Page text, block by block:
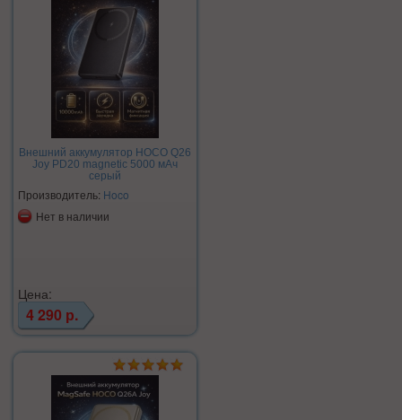
Внешний аккумулятор HOCO Q26
Joy PD20 magnetic 5000 мАч
серый
Производитель: Hoco
Нет в наличии
Цена:
4 290 р.